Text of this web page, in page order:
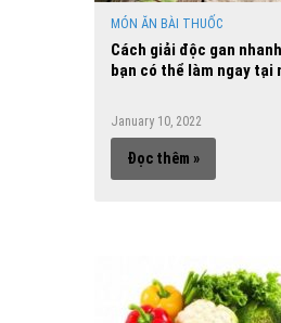
MÓN ĂN BÀI THUỐC
Cách giải độc gan
bạn có thể làm ngay tại
January 10, 2022
Đọc thêm »